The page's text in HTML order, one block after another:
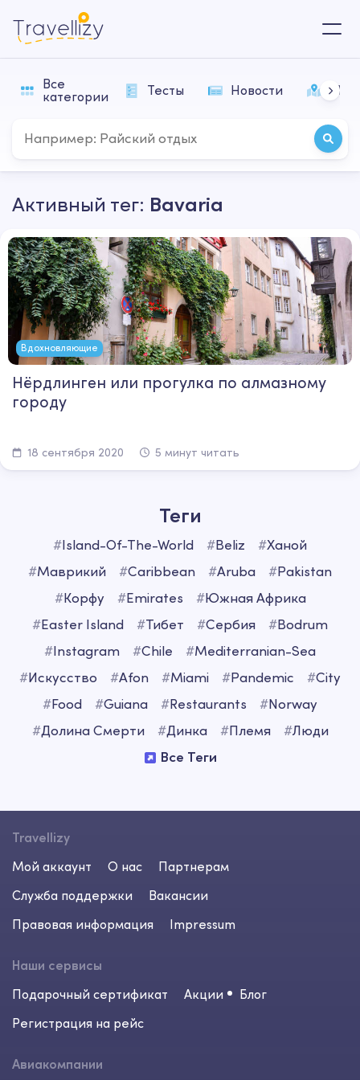
Все
категории
Тесты Новости
Активный тег: Bavaria
Вдохновляющие
Нёрдлинген или прогулка по алмазному
городу
18 сентября 2020 5 минут читать
Теги
#Island-Of-The-World #Beliz #Ханой
#Маврикий #Caribbean #Aruba #Pakistan
#Корфу #Emirates #Южная Африка
#Easter Island #Тибет #Сербия #Bodrum
#Instagram #Chile #Mediterranian-Sea
#Искусство #Afon #Miami #Pandemic #City
#Food #Guiana #Restaurants #Norway
#Долина Смерти #Динка #Племя #Люди
Все Теги
Travellizy
Мой аккаунт
О нас
Партнерам
Служба поддержки
Вакансии
Правовая информация
Impressum
Наши сервисы
Подарочный сертификат
Акции
Блог
Регистрация на рейс
Авиакомпании